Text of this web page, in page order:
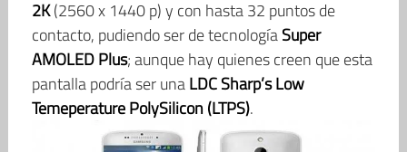
2K(2560 x 1440 p) y con hasta 32 puntos de
contacto, pudiendo ser de tecnologíaSuper
AMOLED Plus; aunque hay quienes creen que esta
pantalla podría ser unaLDC Sharp’s Low
Temeperature PolySilicon (LTPS).